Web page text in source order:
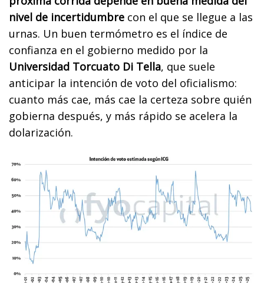
nivel de incertidumbre con el que se llegue a las
urnas. Un buen termómetro es el índice de
confianza en el gobierno medido por la
Universidad Torcuato Di Tella, que suele
anticipar la intención de voto del oficialismo:
cuanto más cae, más cae la certeza sobre quién
gobierna después, y más rápido se acelera la
dolarización.